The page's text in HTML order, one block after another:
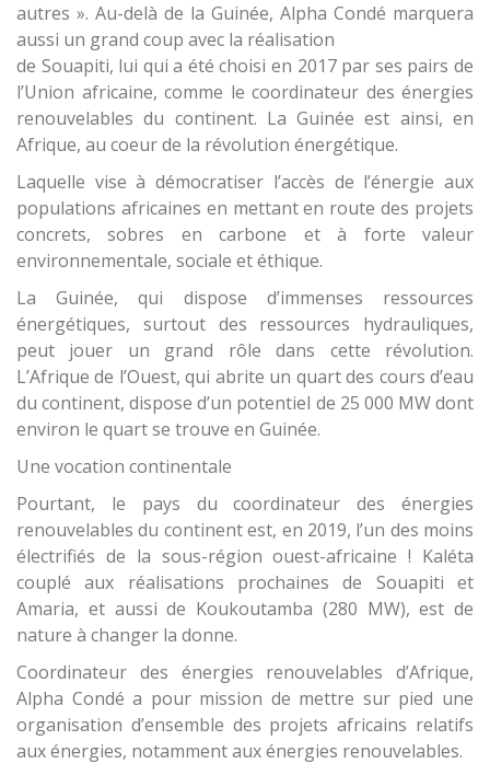
autres ». Au-delà de la Guinée, Alpha Condé marquera
aussi un grand coup avec la réalisation
de Souapiti, lui qui a été choisi en 2017 par ses pairs de
l’Union africaine, comme le coordinateur des énergies
renouvelables du continent. La Guinée est ainsi, en
Afrique, au coeur de la révolution énergétique.
Laquelle vise à démocratiser l’accès de l’énergie aux
populations africaines en mettant en route des projets
concrets, sobres en carbone et à forte valeur
environnementale, sociale et éthique.
La Guinée, qui dispose d’immenses ressources
énergétiques, surtout des ressources hydrauliques,
peut jouer un grand rôle dans cette révolution.
L’Afrique de l’Ouest, qui abrite un quart des cours d’eau
du continent, dispose d’un potentiel de 25 000 MW dont
environ le quart se trouve en Guinée.
Une vocation continentale
Pourtant, le pays du coordinateur des énergies
renouvelables du continent est, en 2019, l’un des moins
électrifiés de la sous-région ouest-africaine ! Kaléta
couplé aux réalisations prochaines de Souapiti et
Amaria, et aussi de Koukoutamba (280 MW), est de
nature à changer la donne.
Coordinateur des énergies renouvelables d’Afrique,
Alpha Condé a pour mission de mettre sur pied une
organisation d’ensemble des projets africains relatifs
aux énergies, notamment aux énergies renouvelables.